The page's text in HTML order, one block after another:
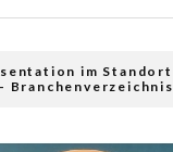
im Standort
Branchenverzeichnis